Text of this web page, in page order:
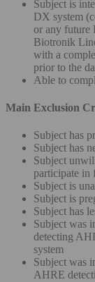
Subject is
DX system
or any
Biotronik
with a
prior to the
Able to
Main Exclusion
Subject has
Subject has
Subject
participate
Subject is
Subject is
Subject has
Subject was
detecting
system
Subject was
AHRE